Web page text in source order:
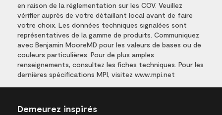
en raison de la réglementation sur les COV. Veuillez
vérifier auprès de votre détaillant local avant de faire
votre choix. Les données techniques signalées sont
représentatives de la gamme de produits. Communiquez
avec Benjamin MooreMD pour les valeurs de bases ou de
couleurs particulières. Pour de plus amples
renseignements, consultez les fiches techniques. Pour les
dernières spécifications MPI, visitez www.mpi.net
Demeurez inspirés